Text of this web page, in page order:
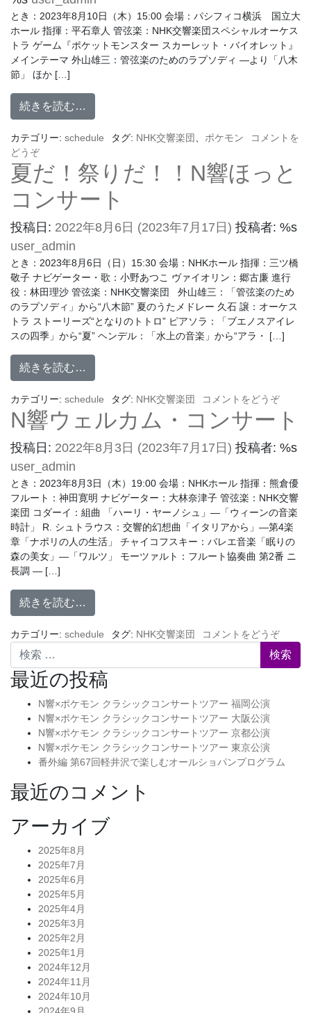
とき：2023年8月10日（木）15:00 会場：パシフィコ横浜 国立大
ホール 指揮：平石章人 管弦楽：NHK交響楽団スペシャルオーケス
トラ ゲーム『ポケットモンスター スカーレット・バイオレット』
メインテーマ 外山雄三：管弦楽のためのラプソディ ―より「八木
節」 ほか […]
続きを読む…
カテゴリー: schedule タグ: NHK交響楽団 ポケモン
コメントを
どうぞ
夏だ！祭りだ！！N響ほっと
コンサート
投稿日: 2022年8月6日 (2023年7月17日) 投稿者: %s
user_admin
とき：2023年8月6日（日）15:30 会場：NHKホール 指揮：三ツ橋
敬子 ナビゲーター・歌：小野あつこ ヴァイオリン：郷古廉 進行
役：林田理沙 管弦楽：NHK交響楽団 外山雄三：「管弦楽のため
のラプソディ」から“八木節” 夏のうたメドレー 久石 譲：オーケス
トラ ストーリーズ“となりのトトロ” ピアソラ：「ブエノスアイレ
スの四季」から“夏” ヘンデル：「水上の音楽」から“アラ・ […]
続きを読む…
カテゴリー: schedule タグ: NHK交響楽団 コメントをどうぞ
N響ウェルカム・コンサート
投稿日: 2022年8月3日 (2023年7月17日) 投稿者: %s
user_admin
とき：2023年8月3日（木）19:00 会場：NHKホール 指揮：熊倉優
フルート：神田寛明 ナビゲーター：大林奈津子 管弦楽：NHK交響
楽団 コダーイ：組曲 「ハーリ・ヤーノシュ」―「ウィーンの音楽
時計」 R. シュトラウス：交響的幻想曲「イタリアから」―第4楽
章「ナポリの人の生活」 チャイコフスキー：バレエ音楽「眠りの
森の美女」―「ワルツ」 モーツァルト：フルート協奏曲 第2番 ニ
長調 ― […]
続きを読む…
カテゴリー: schedule タグ: NHK交響楽団
コメントをどうぞ
検索
最近の投稿
N響×ポケモン クラシックコンサートツアー 福岡公演
N響×ポケモン クラシックコンサートツアー 大阪公演
N響×ポケモン クラシックコンサートツアー 京都公演
N響×ポケモン クラシックコンサートツアー 東京公演
番外編 第67回軽井沢で楽しむオールショパンプログラム
最近のコメント
アーカイブ
2025年8月
2025年7月
2025年6月
2025年5月
2025年4月
2025年3月
2025年2月
2025年1月
2024年12月
2024年11月
2024年10月